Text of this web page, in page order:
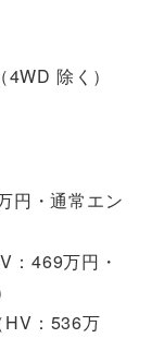
除く）
円・通常エン
：469万円・
：536万